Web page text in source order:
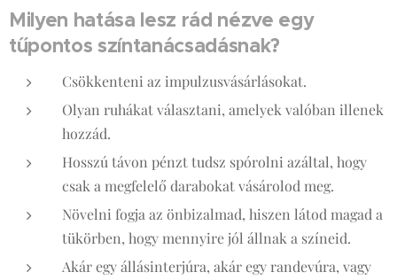
Milyen hatása lesz rád nézve egy
tűpontos színtanácsadásnak?
Csökkenteni az impulzusvásárlásokat.
Olyan ruhákat választani, amelyek valóban illenek
hozzád.
Hosszú távon pénzt tudsz spórolni azáltal, hogy
csak a megfelelő darabokat vásárolod meg.
Növelni fogja az önbizalmad, hiszen látod magad a
tükörben, hogy mennyire jól állnak a színeid.
Akár egy állásinterjúra, akár egy randevúra, vagy